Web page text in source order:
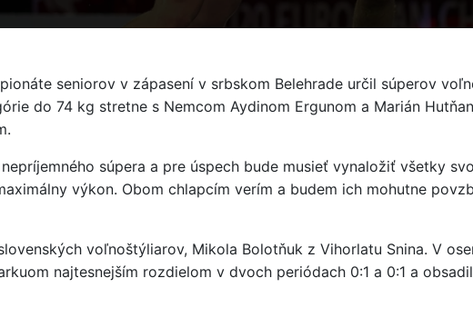
seniorov v zápasení v srbskom Belehrade určil súperov
do 74 kg stretne s Nemcom Aydinom Ergunom a Marián
súpera a pre úspech bude musieť vynaložiť všetky
výkon. Obom chlapcím verím a budem ich mohutne
voľnoštýliarov, Mikola Bolotňuk z Vihorlatu Snina. V
najtesnejším rozdielom v dvoch periódach 0:1 a 0:1 a